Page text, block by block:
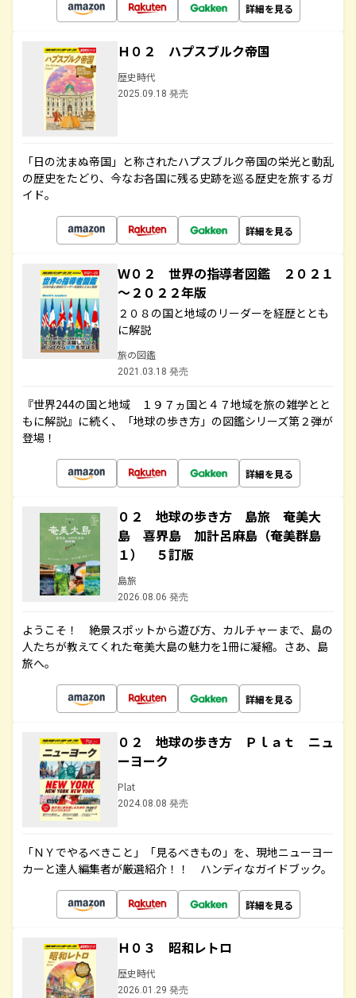
詳細を見る
Ｈ０２ ハプスブルク帝国
歴史時代
2025.09.18 発売
「日の沈まぬ帝国」と称されたハプスブルク帝国の栄光と動乱
の歴史をたどり、今なお各国に残る史跡を巡る歴史を旅するガ
イド。
詳細を見る
Ｗ０２ 世界の指導者図鑑 ２０２１
～２０２２年版
２０８の国と地域のリーダーを経歴ととも
に解説
旅の図鑑
2021.03.18 発売
『世界244の国と地域 １９７ヵ国と４７地域を旅の雑学とと
もに解説』に続く、「地球の歩き方」の図鑑シリーズ第２弾が
登場！
詳細を見る
０２ 地球の歩き方 島旅 奄美大
島 喜界島 加計呂麻島（奄美群島
１） ５訂版
島旅
2026.08.06 発売
ようこそ！ 絶景スポットから遊び方、カルチャーまで、島の
人たちが教えてくれた奄美大島の魅力を1冊に凝縮。さあ、島
旅へ。
詳細を見る
０２ 地球の歩き方 Ｐｌａｔ ニュ
ーヨーク
Plat
2024.08.08 発売
「ＮＹでやるべきこと」「見るべきもの」を、現地ニューヨー
カーと達人編集者が厳選紹介！！ ハンディなガイドブック。
詳細を見る
Ｈ０３ 昭和レトロ
歴史時代
2026.01.29 発売